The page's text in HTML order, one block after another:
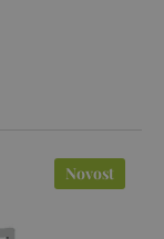
Novost